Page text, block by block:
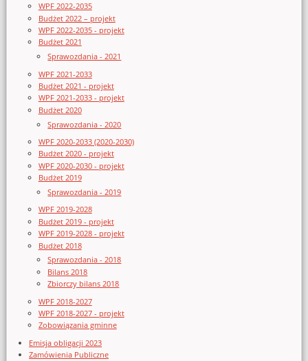
WPF 2022-2035
Budżet 2022 – projekt
WPF 2022-2035 - projekt
Budżet 2021
Sprawozdania - 2021
WPF 2021-2033
Budżet 2021 - projekt
WPF 2021-2033 - projekt
Budżet 2020
Sprawozdania - 2020
WPF 2020-2033 (2020-2030)
Budżet 2020 - projekt
WPF 2020-2030 - projekt
Budżet 2019
Sprawozdania - 2019
WPF 2019-2028
Budżet 2019 - projekt
WPF 2019-2028 - projekt
Budżet 2018
Sprawozdania - 2018
Bilans 2018
Zbiorczy bilans 2018
WPF 2018-2027
WPF 2018-2027 - projekt
Zobowiązania gminne
Emisja obligacji 2023
Zamówienia Publiczne